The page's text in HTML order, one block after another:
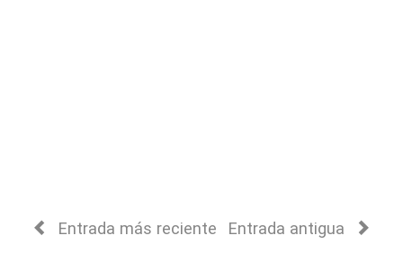
Entrada más reciente Entrada antigua